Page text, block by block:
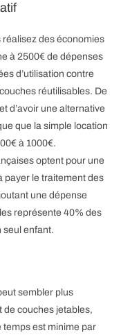
des économies
à 2500€ de dépenses
d’utilisation contre
réutilisables. De
d’avoir une alternative
que la simple location
à 1000€.
optent pour une
payer le traitement des
une dépense
représente 40% des
seul enfant.
sembler plus
de couches jetables,
temps est minime par